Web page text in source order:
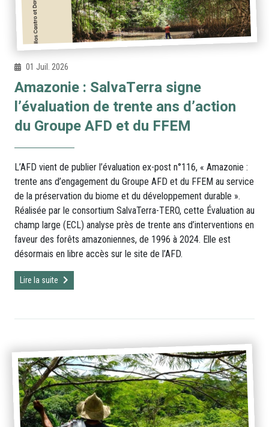
01 Juil. 2026
Amazonie : SalvaTerra signe
l’évaluation de trente ans d’action
du Groupe AFD et du FFEM
L’AFD vient de publier l’évaluation ex-post n°116, « Amazonie :
trente ans d’engagement du Groupe AFD et du FFEM au service
de la préservation du biome et du développement durable ».
Réalisée par le consortium SalvaTerra-TERO, cette Évaluation au
champ large (ECL) analyse près de trente ans d’interventions en
faveur des forêts amazoniennes, de 1996 à 2024. Elle est
désormais en libre accès sur le site de l’AFD.
Lire la suite